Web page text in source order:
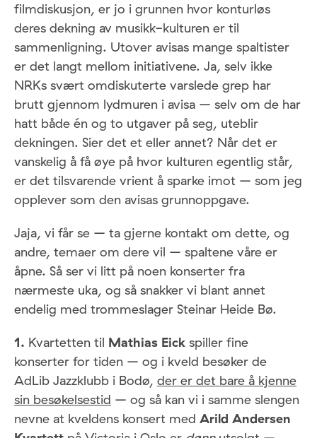
filmdiskusjon, er jo i grunnen hvor konturløs
deres dekning av musikk-kulturen er til
sammenligning. Utover avisas mange spaltister
er det langt mellom initiativene. Ja, selv ikke
NRKs svært omdiskuterte varslede grep har
brutt gjennom lydmuren i avisa – selv om de har
hatt både én og to utgaver på seg, uteblir
dekningen. Sier det et eller annet? Når det er
vanskelig å få øye på hvor kulturen egentlig står,
er det tilsvarende vrient å sparke imot – som jeg
opplever som den avisas grunnoppgave.
Jaja, vi får se – ta gjerne kontakt om dette, og
andre, temaer om dere vil – spaltene våre er
åpne. Så ser vi litt på noen konserter fra
nærmeste uka, og så snakker vi blant annet
endelig med trommeslager Steinar Heide Bø.
1. Kvartetten til Mathias Eick spiller fine
konserter for tiden – og i kveld besøker de
AdLib Jazzklubb i Bodø, der er det bare å kjenne
sin besøkelsestid – og så kan vi i samme slengen
nevne at kveldens konsert med Arild Andersen